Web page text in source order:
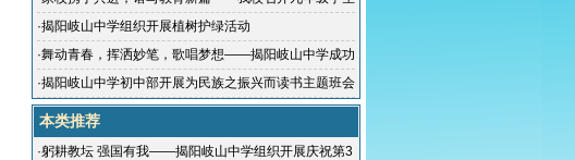
家长会
·揭阳岐山中学组织开展植树护绿活动
·舞动青春，挥洒妙笔，歌唱梦想——揭阳岐山中学成功
举办体育艺术科技节
·揭阳岐山中学初中部开展为民族之振兴而读书主题班会
活动
本类推荐
·躬耕教坛 强国有我——揭阳岐山中学组织开展庆祝第3